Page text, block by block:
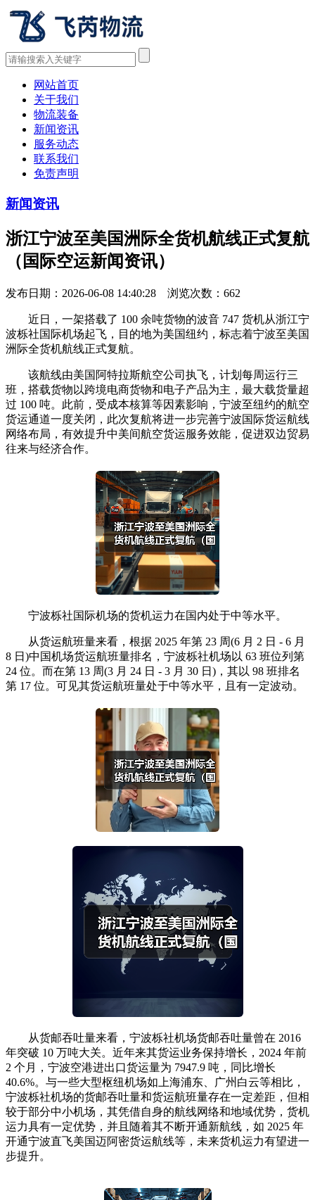
网站首页
关于我们
物流装备
新闻资讯
服务动态
联系我们
免责声明
新闻资讯
浙江宁波至美国洲际全货机航线正式复航
（国际空运新闻资讯）
发布日期：2026-06-08 14:40:28 浏览次数： 662
近日，一架搭载了 100 余吨货物的波音 747 货机从浙江宁
波栎社国际机场起飞，目的地为美国纽约，标志着宁波至美国
洲际全货机航线正式复航。
该航线由美国阿特拉斯航空公司执飞，计划每周运行三
班，搭载货物以跨境电商货物和电子产品为主，最大载货量超
过 100 吨。此前，受成本核算等因素影响，宁波至纽约的航空
货运通道一度关闭，此次复航将进一步完善宁波国际货运航线
网络布局，有效提升中美间航空货运服务效能，促进双边贸易
往来与经济合作。
宁波栎社国际机场的货机运力在国内处于中等水平。
从货运航班量来看，根据 2025 年第 23 周(6 月 2 日 - 6 月
8 日)中国机场货运航班量排名，宁波栎社机场以 63 班位列第
24 位。而在第 13 周(3 月 24 日 - 3 月 30 日)，其以 98 班排名
第 17 位。可见其货运航班量处于中等水平，且有一定波动。
从货邮吞吐量来看，宁波栎社机场货邮吞吐量曾在 2016
年突破 10 万吨大关。近年来其货运业务保持增长，2024 年前
2 个月，宁波空港进出口货运量为 7947.9 吨，同比增长
40.6%。与一些大型枢纽机场如上海浦东、广州白云等相比，
宁波栎社机场的货邮吞吐量和货运航班量存在一定差距，但相
较于部分中小机场，其凭借自身的航线网络和地域优势，货机
运力具有一定优势，并且随着其不断开通新航线，如 2025 年
开通宁波直飞美国迈阿密货运航线等，未来货机运力有望进一
步提升。